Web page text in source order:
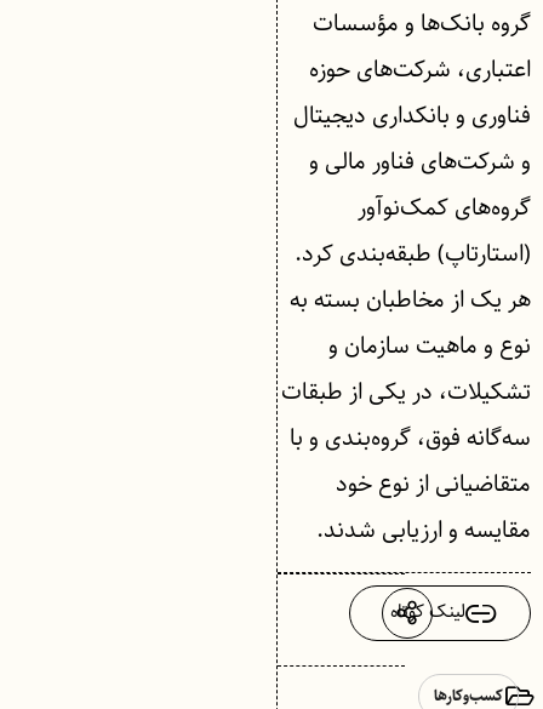
گروه بانک‌ها و مؤسسات
اعتباری، شرکت‌های حوزه
فناوری و بانکداری دیجیتال
و شرکت‌های فناور مالی و
گروه‌های کمک‌نوآور
(استارتاپ) طبقه‌بندی کرد.
هر یک از مخاطبان بسته به
نوع و ماهیت سازمان و
تشکیلات، در یکی از طبقات
سه‌گانه فوق، گروه‌بندی و با
متقاضیانی از نوع خود
مقایسه و ارزیابی شدند.
لینک کوتاه
کسب‌وکارها